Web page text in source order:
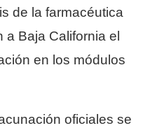
de la farmacéutica
a Baja California el
en los módulos
oficiales se